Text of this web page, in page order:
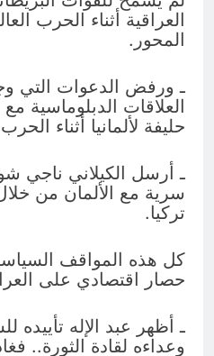
العراقية أثناء الحرب
المحور.
ـ ورفض الدعوات التي
العلاقات الدبلوماسية
حليفة لألمانيا أثناء
ـ أرسل الكيلاني ناجي
سرية مع الألمان من
تركيا.
كل هذه المواقف
حصار اقتصادي على
ـ أظهر عبد الإله تأييده
وعداءه لقادة الثورة..